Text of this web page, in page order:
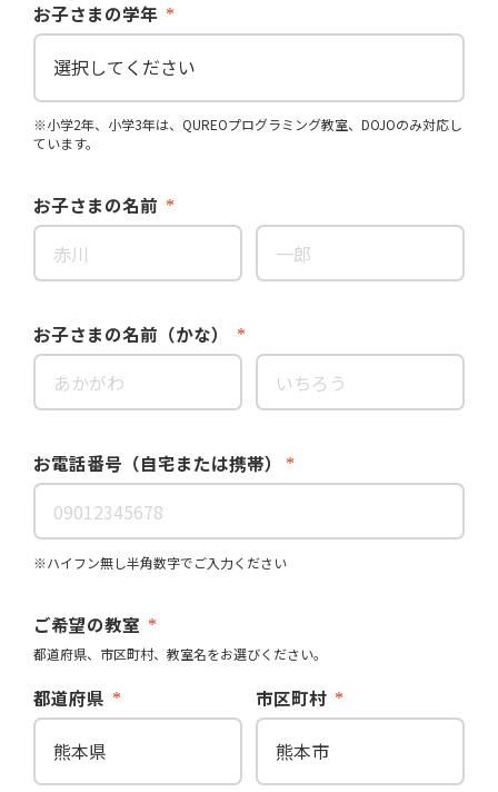
お子さまの学年
※小学2年、小学3年は、QUREOプログラミング教室、DOJOのみ対応し
ています。
お子さまの名前
お子さまの名前（かな）
お電話番号（自宅または携帯）
※ハイフン無し半角数字でご入力ください
ご希望の教室
都道府県、市区町村、教室名をお選びください。
都道府県 市区町村